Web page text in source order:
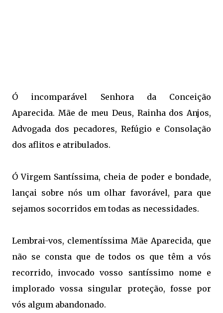
Ó incomparável Senhora da Conceição
Aparecida. Mãe de meu Deus, Rainha dos Anjos,
Advogada dos pecadores, Refúgio e Consolação
dos aflitos e atribulados.
Ó Virgem Santíssima, cheia de poder e bondade,
lançai sobre nós um olhar favorável, para que
sejamos socorridos em todas as necessidades.
Lembrai-vos, clementíssima Mãe Aparecida, que
não se consta que de todos os que têm a vós
recorrido, invocado vosso santíssimo nome e
implorado vossa singular proteção, fosse por
vós algum abandonado.